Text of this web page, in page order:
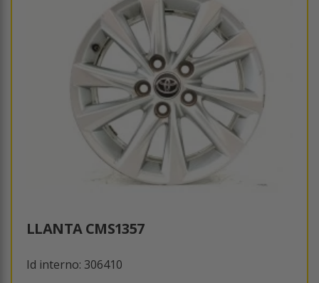
LLANTA CMS1357
Id interno: 306410